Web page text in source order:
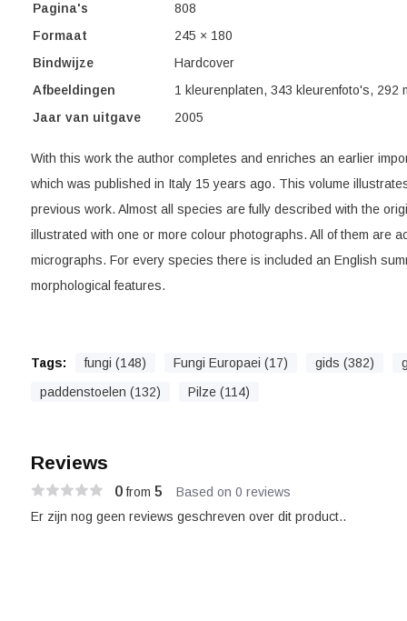
Pagina's
808
Formaat
245 × 180
Bindwijze
Hardcover
Afbeeldingen
1 kleurenplaten, 343 kleurenfoto's, 292
Jaar van uitgave
2005
With this work the author completes and enriches an earlier
which was published in Italy 15 years ago. This volume
previous work. Almost all species are fully described with the
illustrated with one or more colour photographs. All of them are
micrographs. For every species there is included an English
morphological features.
Tags: fungi (148) Fungi Europaei (17) gids (382)
paddenstoelen (132)
Pilze (114)
Reviews
0from 5 Based on 0 reviews
Er zijn nog geen reviews geschreven over dit product..